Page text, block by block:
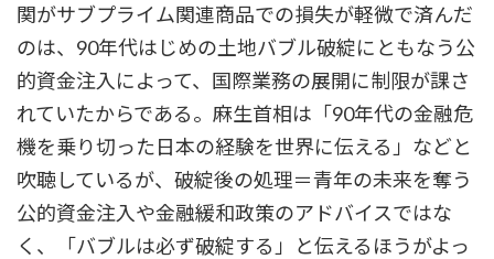
関がサブプライム関連商品での損失が軽微で済んだ
のは、90年代はじめの土地バブル破綻にともなう公
的資金注入によって、国際業務の展開に制限が課さ
れていたからである。麻生首相は「90年代の金融危
機を乗り切った日本の経験を世界に伝える」などと
吹聴しているが、破綻後の処理＝青年の未来を奪う
公的資金注入や金融緩和政策のアドバイスではな
く、「バブルは必ず破綻する」と伝えるほうがよっ